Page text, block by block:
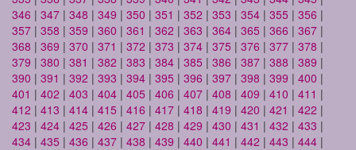
346 | 347 | 348 | 349 | 350 | 351 | 352 | 353 | 354 | 355 | 356 |
357 | 358 | 359 | 360 | 361 | 362 | 363 | 364 | 365 | 366 | 367 |
368 | 369 | 370 | 371 | 372 | 373 | 374 | 375 | 376 | 377 | 378 |
379 | 380 | 381 | 382 | 383 | 384 | 385 | 386 | 387 | 388 | 389 |
390 | 391 | 392 | 393 | 394 | 395 | 396 | 397 | 398 | 399 | 400 |
401 | 402 | 403 | 404 | 405 | 406 | 407 | 408 | 409 | 410 | 411 |
412 | 413 | 414 | 415 | 416 | 417 | 418 | 419 | 420 | 421 | 422 |
423 | 424 | 425 | 426 | 427 | 428 | 429 | 430 | 431 | 432 | 433 |
434 | 435 | 436 | 437 | 438 | 439 | 440 | 441 | 442 | 443 | 444 |